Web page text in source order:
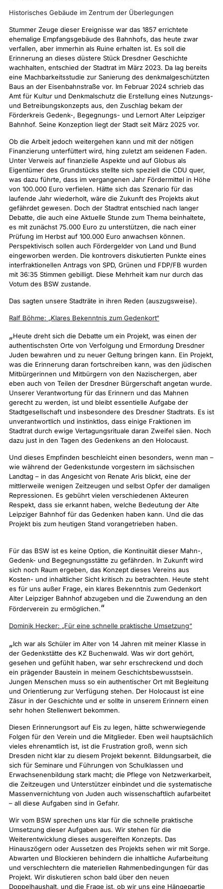
Historisches Gebäude im Zentrum der Überlegungen
Stummer Zeuge dieser Ereignisse war das 1857 errichtete
ehemalige Empfangsgebäude des Bahnhofs, das heute zwar
verfallen, aber immerhin als Ruine erhalten ist. Es soll die
Erinnerung an dieses düstere Stück Dresdner Geschichte
wachhalten, entschied der Stadtrat im März 2023. Da lag bereits
eine Machbarkeitsstudie zur Sanierung des denkmalgeschützten
Baus an der Eisenbahnstraße vor. Im Februar 2024 schrieb das
Amt für Kultur und Denkmalschutz die Erstellung eines Nutzungs-
und Betreibungskonzepts aus, den Zuschlag bekam der
Förderkreis Gedenk-, Begegnungs- und Lernort Alter Leipziger
Bahnhof. Seine Konzeption liegt der Stadt seit März 2025 vor.
Ob die Arbeit jedoch weitergehen kann und mit der nötigen
Finanzierung unterfüttert wird, hing zuletzt am seidenen Faden.
Unter Verweis auf finanzielle Aspekte und auf Globus als
Eigentümer des Grundstücks stellte sich speziell die CDU quer,
was dazu führte, dass im vergangenen Jahr Fördermittel in Höhe
von 100.000 Euro verfielen. Hätte sich das Szenario für das
laufende Jahr wiederholt, wäre die Zukunft des Projekts akut
gefährdet gewesen. Doch der Stadtrat entschied nach langer
Debatte, die auch eine Aktuelle Stunde zum Thema beinhaltete,
es mit zunächst 75.000 Euro zu unterstützen, die nach einer
Prüfung im Herbst auf 100.000 Euro anwachsen können.
Perspektivisch sollen auch Fördergelder von Land und Bund
eingeworben werden. Die kontrovers diskutierten Punkte eines
interfraktionellen Antrags von SPD, Grünen und FDP/FB wurden
mit 36:35 Stimmen gebilligt. Diese Mehrheit kam nur durch das
Votum des BSW zustande.
Das sagten unsere Stadträte in ihren Reden (auszugsweise).
Ralf Böhme: „Klares Bekenntnis zum Gedenkort“
„Heute dreht sich die Debatte um ein Projekt, was einen der
authentischsten Orte von Verfolgung und Ermordung Dresdner
Juden bewahren und zu neuer Geltung bringen kann. Ein Projekt,
was die Erinnerung daran fortschreiben kann, was den jüdischen
Mitbürgerinnen und Mitbürgern von den Nazischergen, aber
eben auch von Teilen der Dresdner Bürgerschaft angetan wurde.
Unserer Verantwortung für das Erinnern und das Mahnen
gerecht zu werden, ist und bleibt essentielle Aufgabe der
Stadtgesellschaft und insbesondere des Dresdner Stadtrats. Es ist
unverantwortlich und instinktlos, dass einige Fraktionen im
Stadtrat durch ewige Vertagungsrituale daran Zweifel säen. Noch
dazu just in den Tagen des Gedenkens an den Holocaust.
Und dieses Empfinden beschleicht einen besonders, wenn man –
wie während der Gedenkstunde vorgestern im sächsischen
Landtag – in das Angesicht von Renate Aris blickt, eine der
mittlerweile wenigen Zeitzeugen und selbst Opfer der damaligen
Repressionen. Es gebührt vielen verschiedenen Akteuren
Respekt, dass sie erkannt haben, welche Bedeutung der Alte
Leipziger Bahnhof für das Gedenken haben kann. Und die das
Projekt bis zum heutigen Stand vorangetrieben haben.
Für das BSW ist es keine Option, die Kontinuität dieser Mahn-,
Gedenk- und Begegnungsstätte zu gefährden. In Zukunft wird
sich noch Raum ergeben, das Konzept dieses Vereins aus
Kosten- und inhaltlicher Sicht kritisch zu betrachten. Heute steht
es für uns außer Frage, ein klares Bekenntnis zum Gedenkort
Alter Leipziger Bahnhof abzugeben und die Zuwendung an den
Förderverein zu ermöglichen.“
Dominik Hecker: „Für eine schnelle praktische Umsetzung“
„Ich war als Schüler im Alter von 14 Jahren mit meiner Klasse in
der Gedenkstätte des KZ Buchenwald. Was wir dort gehört,
gesehen und gefühlt haben, war sehr erschreckend und doch
ein prägender Baustein in meinem Geschichtsbewusstsein.
Jungen Menschen muss so ein authentischer Ort mit Begleitung
und Orientierung zur Verfügung stehen. Der Holocaust ist eine
Zäsur in der Geschichte und er sollte in unserem Erinnern einen
sehr hohen Stellenwert bekommen.
Diesen Erinnerungsort auf Eis zu legen, hätte schwerwiegende
Folgen für den Verein und die Mitglieder. Eben weil hauptsächlich
vieles ehrenamtlich ist, ist die Frustration groß, wenn sich
Dresden nicht klar zu diesem Projekt bekennt. Bildungsarbeit, die
sich für Seminare und Führungen von Schulklassen und
Erwachsenenbildung stark macht; die Pflege von Netzwerkarbeit,
die Zeitzeugen und Unterstützer einbindet und die systematische
Massenvernichtung von Juden auch wissenschaftlich aufarbeitet
– all diese Aufgaben sind in Gefahr.
Wir vom BSW sprechen uns klar für die schnelle praktische
Umsetzung dieser Aufgaben aus. Wir stehen für die
Weiterentwicklung dieses ausgereiften Konzepts. Das
Hinauszögern oder Aussetzen des Projekts sehen wir mit Sorge.
Abwarten und Blockieren behindern die inhaltliche Aufarbeitung
und verschlechtern die materiellen Rahmenbedingungen für das
Projekt. Wir diskutieren schon bald über den neuen
Doppelhaushalt, und die Frage ist, ob wir uns eine Hängepartie